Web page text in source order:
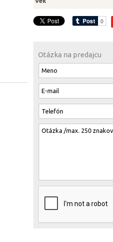
Otázka na predajcu